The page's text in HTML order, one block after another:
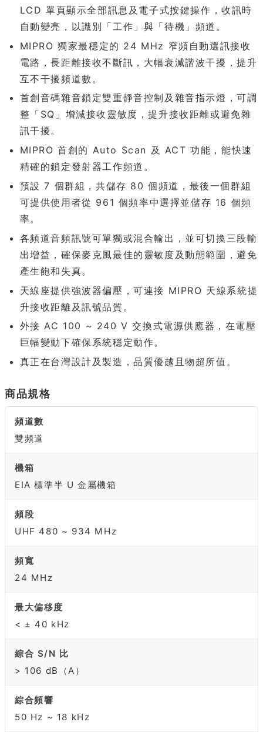
LCD 單頁顯示全部訊息及電子式按鍵操作，收訊時
自動變亮，以識別「工作」與「待機」頻道。
MIPRO 獨家最穩定的 24 MHz 窄頻自動選訊接收
電路，長距離接收不斷訊，大幅衰減諧波干擾，提升
互不干擾頻道數。
首創音碼雜音鎖定雙重靜音控制及雜音指示燈，可調
整「SQ」增減接收靈敏度，提升接收距離或避免雜
訊干擾。
MIPRO 首創的 Auto Scan 及 ACT 功能，能快速
精確的鎖定發射器工作頻道。
預設 7 個群組，共儲存 80 個頻道，最後一個群組
可提供使用者從 961 個頻率中選擇並儲存 16 個頻
率。
各頻道音頻訊號可單獨或混合輸出，並可切換三段輸
出增益，確保麥克風最佳的靈敏度及動態範圍，避免
產生飽和失真。
天線座提供強波器偏壓，可連接 MIPRO 天線系統提
升接收距離及訊號品質。
外接 AC 100 ~ 240 V 交換式電源供應器，在電壓
巨幅變動下確保系統穩定動作。
真正在台灣設計及製造，品質優越且物超所值。
商品規格
頻道數
雙頻道
機箱
EIA 標準半 U 金屬機箱
頻段
UHF 480 ~ 934 MHz
頻寬
24 MHz
最大偏移度
< ± 40 kHz
綜合 S/N 比
> 106 dB（A）
綜合頻響
50 Hz ~ 18 kHz